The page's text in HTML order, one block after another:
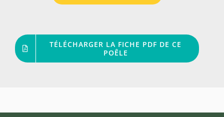
TÉLÉCHARGER LA FICHE PDF DE CE
POÊLE